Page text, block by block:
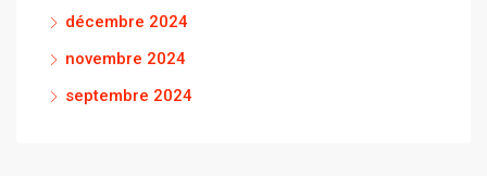
décembre 2024
novembre 2024
septembre 2024